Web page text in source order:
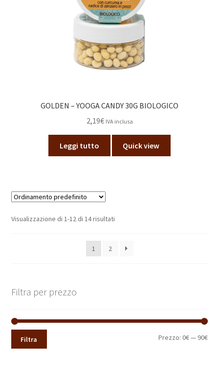
GOLDEN – YOOGA CANDY 30G BIOLOGICO
2,19€ IVA inclusa
Leggi tutto Quick view
Visualizzazione di 1-12 di 14 risultati
1 2
Filtra per prezzo
Filtra Prezzo:0€— 90€